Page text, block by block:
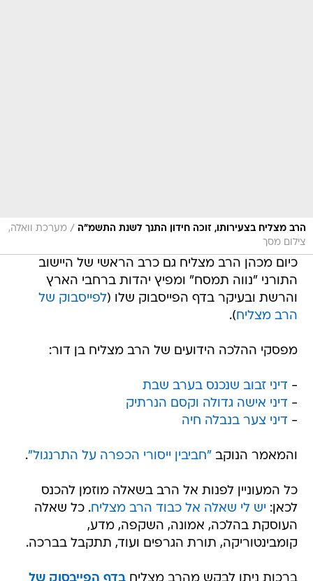
הרב מצליח בצעירותו, זוכה חידון התנך לשנת התשמ"ה / מערכת וואלה,
צילום מסך
כיום מכהן הרב מצליח גם כרב הראשי של היישוב
התורני "נווה תמסח" ומפיץ יהדות ברחבי הארץ
והרשת ובעיקר בדף הפייסבוק שלו (לפייסבוק של
הרב מצליח).
מפסקי ההלכה הידועים של הרב מצליח בן דור:
- דיני זבוב שנכנס בערב שבת
- דיני אישה גדולה וקסם הנרתיק
- דיני צער בנבלה חיה
והמאמר הנוקב "חביבין ייסורי הכפרה על התרנגול".
כל המעוניין לפנות אל הרב בשאלה מוזמן להכנס
לכאן: יש לי שאלה אל כבוד הרב מצליח. כל שאלה
העוסקת בהלכה, אמונה, השקפה, מדע,
קומבינטוריקה, תורת הגרפים ועוד, תתקבל בברכה.